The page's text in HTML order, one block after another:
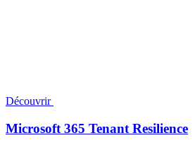
Découvrir
Microsoft 365 Tenant Resilience